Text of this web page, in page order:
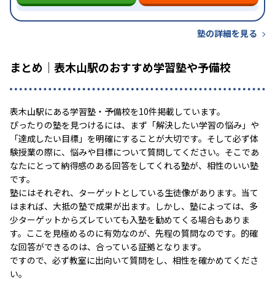
塾の詳細を見る
まとめ｜表木山駅のおすすめ学習塾や予備校
表木山駅にある学習塾・予備校を10件掲載しています。
ぴったりの塾を見つけるには、まず「解決したい学習の悩み」や
「達成したい目標」を明確にすることが大切です。そして必ず体
験授業の際に、悩みや目標について質問してください。そこであ
なたにとって納得感のある回答をしてくれる塾が、相性のいい塾
です。
塾にはそれぞれ、ターゲットとしている生徒像があります。当て
はまれば、大抵の塾で成果が出ます。しかし、塾によっては、多
少ターゲットからズレていても入塾を勧めてくる場合もありま
す。ここを見極めるのに有効なのが、先程の質問なのです。的確
な回答ができるのは、合っている証拠となります。
ですので、必ず教室に出向いて質問をし、相性を確かめてくださ
い。